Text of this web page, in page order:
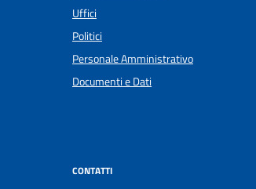
Uffici
Politici
Personale Amministrativo
Documenti e Dati
CONTATTI